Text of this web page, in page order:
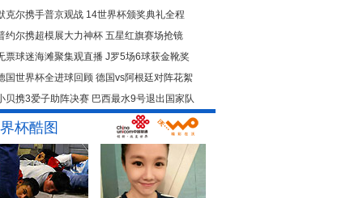
克尔携手普京观战 14世界杯颁奖典礼全程
约尔携超模展大力神杯 五星红旗赛场抢镜
票球迷海滩聚集观直播 J罗5场6球获金靴奖
国世界杯全进球回顾 德国vs阿根廷对阵花絮
贝携3爱子助阵决赛 巴西最水9号退出国家队
杯酷图